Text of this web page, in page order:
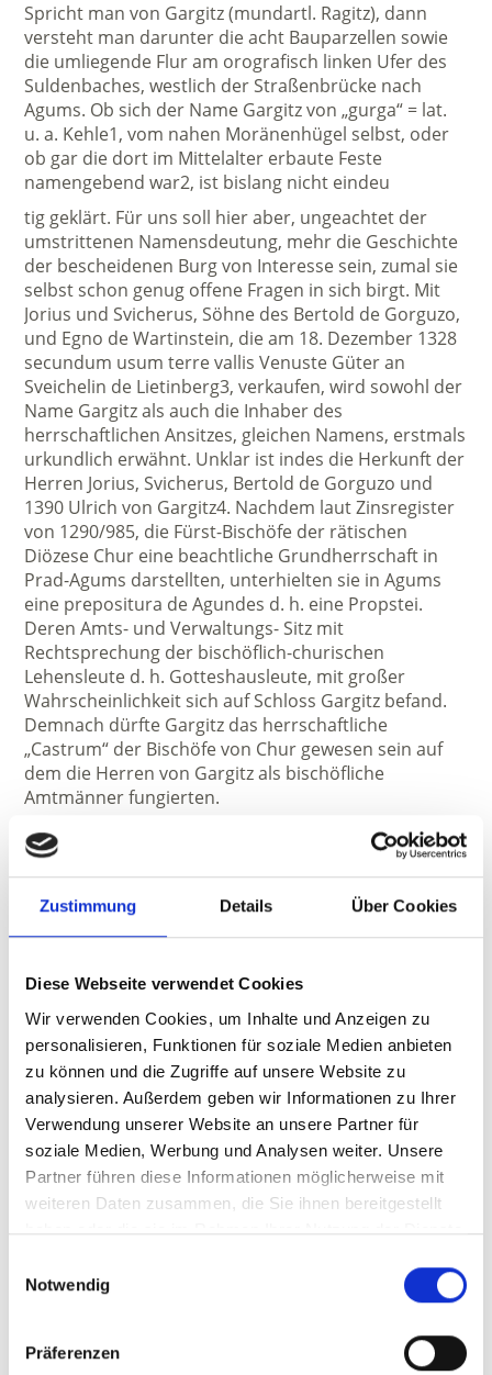
Zustimmung Details Über Cookies
Diese Webseite verwendet Cookies
Wir verwenden Cookies, um Inhalte und Anzeigen zu
personalisieren, Funktionen für soziale Medien anbieten
zu können und die Zugriffe auf unsere Website zu
analysieren. Außerdem geben wir Informationen zu Ihrer
Verwendung unserer Website an unsere Partner für
soziale Medien, Werbung und Analysen weiter. Unsere
Partner führen diese Informationen möglicherweise mit
weiteren Daten zusammen, die Sie ihnen bereitgestellt
haben oder die sie im Rahmen Ihrer Nutzung der Dienste
Notwendig
Präferenzen
Spricht man von Gargitz (mundartl. Ragitz), dann
versteht man darunter die acht Bauparzellen sowie
die umliegende Flur am orografisch linken Ufer des
Suldenbaches, westlich der Straßenbrücke nach
Agums. Ob sich der Name Gargitz von „gurga“ = lat.
u. a. Kehle1, vom nahen Moränenhügel selbst, oder
ob gar die dort im Mittelalter erbaute Feste
namengebend war2, ist bislang nicht eindeu
tig geklärt. Für uns soll hier aber, ungeachtet der
umstrittenen Namensdeutung, mehr die Geschichte
der bescheidenen Burg von Interesse sein, zumal sie
selbst schon genug offene Fragen in sich birgt. Mit
Jorius und Svicherus, Söhne des Bertold de Gorguzo,
und Egno de Wartinstein, die am 18. Dezember 1328
secundum usum terre vallis Venuste Güter an
Sveichelin de Lietinberg3, verkaufen, wird sowohl der
Name Gargitz als auch die Inhaber des
herrschaftlichen Ansitzes, gleichen Namens, erstmals
urkundlich erwähnt. Unklar ist indes die Herkunft der
Herren Jorius, Svicherus, Bertold de Gorguzo und
1390 Ulrich von Gargitz4. Nachdem laut Zinsregister
von 1290/985, die Fürst-Bischöfe der rätischen
Diözese Chur eine beachtliche Grundherrschaft in
Prad-Agums darstellten, unterhielten sie in Agums
eine prepositura de Agundes d. h. eine Propstei.
Deren Amts- und Verwaltungs- Sitz mit
Rechtsprechung der bischöflich-churischen
Lehensleute d. h. Gotteshausleute, mit großer
Wahrscheinlichkeit sich auf Schloss Gargitz befand.
Demnach dürfte Gargitz das herrschaftliche
„Castrum“ der Bischöfe von Chur gewesen sein auf
dem die Herren von Gargitz als bischöfliche
Amtmänner fungierten.
Januar - Dezember
Empfohlene Jahreszeit
Januar, Februar, März, April, Mai, Juni, Juli, August,
15 GARGITZ
39026
office@prad.info
www.prad.info
T+39 0473 616034
zurück zur Übersicht
WAR DER INHALT FÜR SIE HILFREICH?